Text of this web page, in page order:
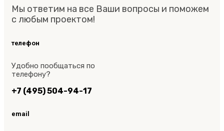
Мы ответим на все Ваши вопросы и поможем
с любым проектом!
телефон
Удобно пообщаться по
телефону?
+7 (495) 504-94-17
email